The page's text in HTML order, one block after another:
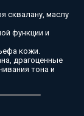
сквалану, маслу
функции и
кожи.
драгоценные
тона и